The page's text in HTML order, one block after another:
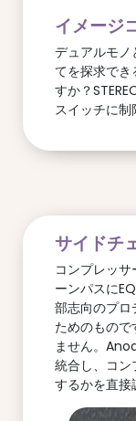
イメージ
デュアルモ
てを探求で
すか？
スイッチに制
サイドチ
コンプレッ
ーンパスに
部志向のプ
ためのもの
ません。
統合し、コ
するかを直接